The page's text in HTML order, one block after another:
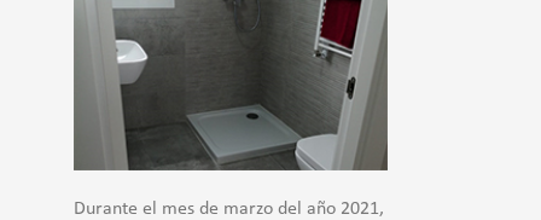
Durante el mes de marzo del año 2021,